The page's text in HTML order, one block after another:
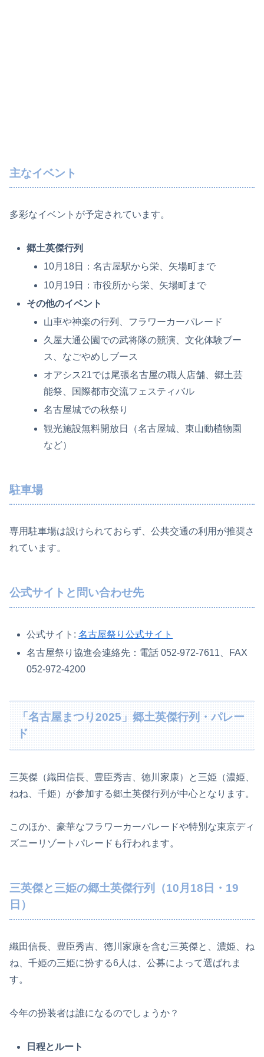
主なイベント
多彩なイベントが予定されています。
郷土英傑行列
10月18日：名古屋駅から栄、矢場町まで
10月19日：市役所から栄、矢場町まで
その他のイベント
山車や神楽の行列、フラワーカーパレード
久屋大通公園での武将隊の競演、文化体験ブー
ス、なごやめしブース
オアシス21では尾張名古屋の職人店舗、郷土芸
能祭、国際都市交流フェスティバル
名古屋城での秋祭り
観光施設無料開放日（名古屋城、東山動植物園
など）
駐車場
専用駐車場は設けられておらず、公共交通の利用が推奨さ
れています。
公式サイトと問い合わせ先
公式サイト:名古屋祭り公式サイト
名古屋祭り協進会連絡先：電話 052-972-7611、FAX
052-972-4200
「名古屋まつり2025」郷土英傑行列・パレー
ド
三英傑（織田信長、豊臣秀吉、徳川家康）と三姫（濃姫、
ねね、千姫）が参加する郷土英傑行列が中心となります。
このほか、豪華なフラワーカーパレードや特別な東京ディ
ズニーリゾートパレードも行われます。
三英傑と三姫の郷土英傑行列（10月18日・19
日）
織田信長、豊臣秀吉、徳川家康を含む三英傑と、濃姫、ね
ね、千姫の三姫に扮する6人は、公募によって選ばれま
す。
今年の扮装者は誰になるのでしょうか？
日程とルート